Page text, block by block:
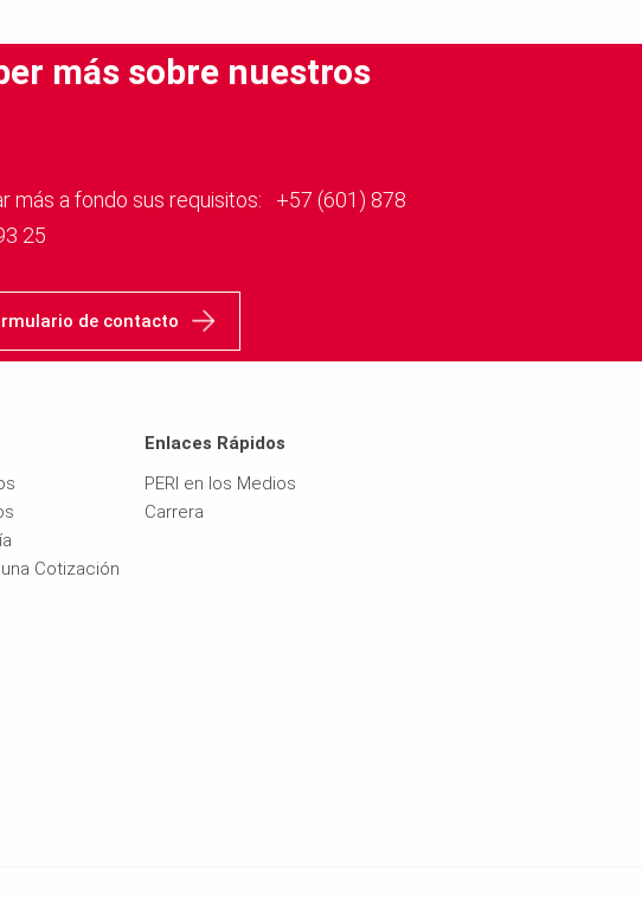
más sobre nuestros
más a fondo sus requisitos: ​​​​​​​ +57 (601) 878
25
de contacto
Cotización
Enlaces Rápidos
PERI en los Medios
Carrera